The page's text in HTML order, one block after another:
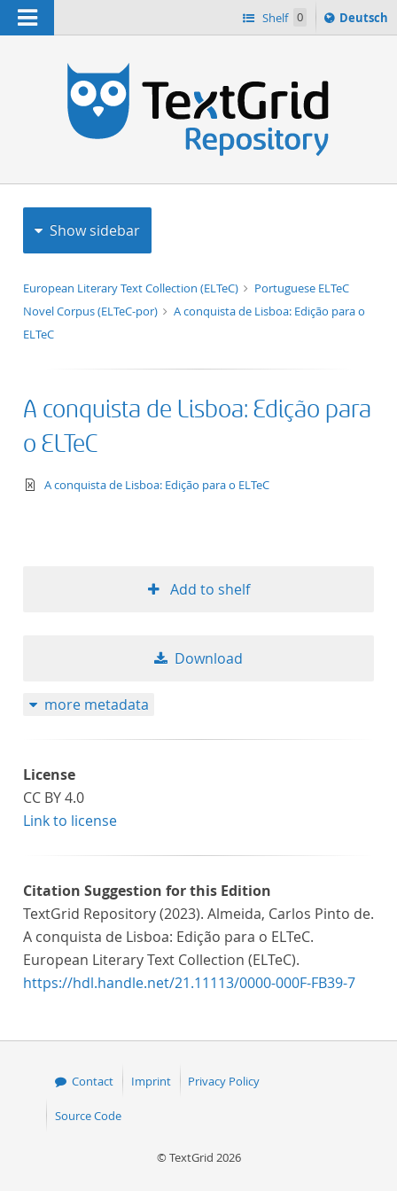
Navigation Shelf 0
Sprache
ï¿½ndern
Deutsch
Show sidebar
European Literary Text Collection (ELTeC)
Portuguese ELTeC
Novel Corpus (ELTeC-por)
A conquista de Lisboa: Edição para o
ELTeC
A conquista de Lisboa: Edição para
o ELTeC
text/xml
A conquista de Lisboa: Edição para o ELTeC
Add to shelf
Download
more metadata
License
CC BY 4.0
Link to license
Citation Suggestion for this Edition
TextGrid Repository (2023). Almeida, Carlos Pinto de.
A conquista de Lisboa: Edição para o ELTeC.
European Literary Text Collection (ELTeC).
https://hdl.handle.net/21.11113/0000-000F-FB39-7
Contact Imprint Privacy Policy
Source Code
© TextGrid 2026